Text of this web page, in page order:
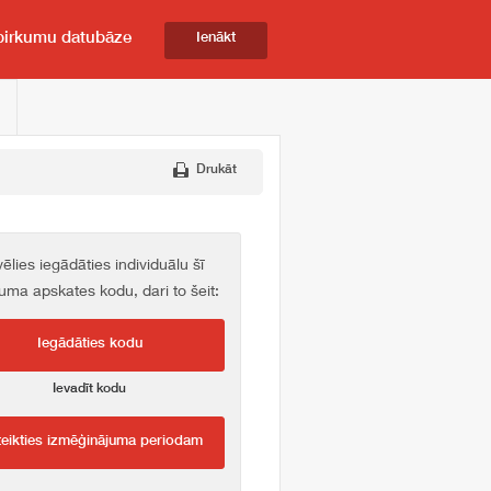
datubāze Ienākt
Drukāt
iegādāties individuālu šī
apskates kodu, dari to šeit:
Iegādāties kodu
Ievadīt kodu
izmēģinājuma periodam